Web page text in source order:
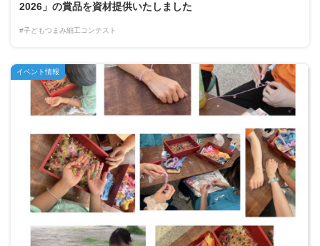
2026」の賞品を資材提供いたしました
#子どもつまみ細工コンテスト
イベント情報